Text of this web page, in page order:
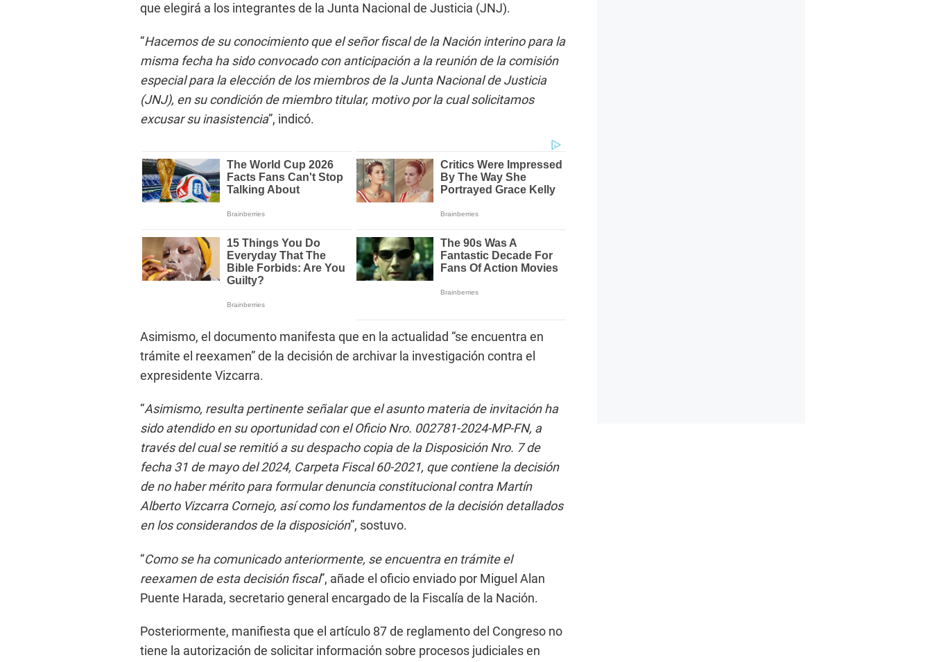
que elegirá a los integrantes de la Junta Nacional de Justicia (JNJ).
“Hacemos de su conocimiento que el señor fiscal de la Nación interino para la
misma fecha ha sido convocado con anticipación a la reunión de la comisión
especial para la elección de los miembros de la Junta Nacional de Justicia
(JNJ), en su condición de miembro titular, motivo por la cual solicitamos
excusar su inasistencia”, indicó.
Asimismo, el documento manifesta que en la actualidad “se encuentra en
trámite el reexamen” de la decisión de archivar la investigación contra el
expresidente Vizcarra.
“Asimismo, resulta pertinente señalar que el asunto materia de invitación ha
sido atendido en su oportunidad con el Oficio Nro. 002781-2024-MP-FN, a
través del cual se remitió a su despacho copia de la Disposición Nro. 7 de
fecha 31 de mayo del 2024, Carpeta Fiscal 60-2021, que contiene la decisión
de no haber mérito para formular denuncia constitucional contra Martín
Alberto Vizcarra Cornejo, así como los fundamentos de la decisión detallados
en los considerandos de la disposición”, sostuvo.
“Como se ha comunicado anteriormente, se encuentra en trámite el
reexamen de esta decisión fiscal”, añade el oficio enviado por Miguel Alan
Puente Harada, secretario general encargado de la Fiscalía de la Nación.
Posteriormente, manifiesta que el artículo 87 de reglamento del Congreso no
tiene la autorización de solicitar información sobre procesos judiciales en